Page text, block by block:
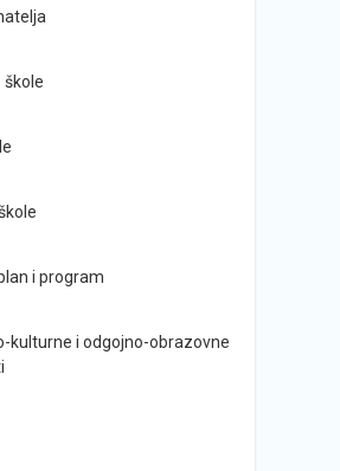
škole
i program
kulturne i odgojno-obrazovne